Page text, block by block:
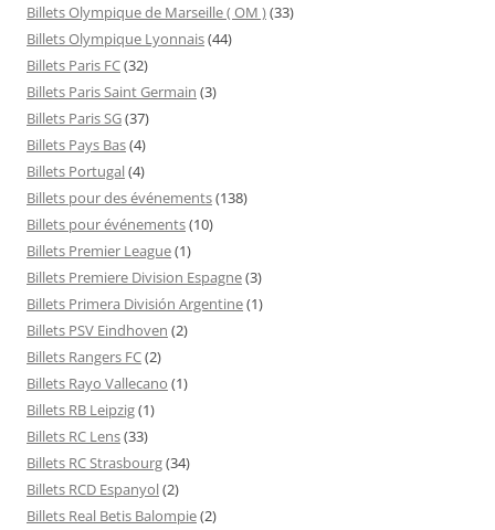
Billets Olympique de Marseille ( OM )(33)
Billets Olympique Lyonnais(44)
Billets Paris FC(32)
Billets Paris Saint Germain (3)
Billets Paris SG(37)
Billets Pays Bas(4)
Billets Portugal(4)
Billets pour des événements(138)
Billets pour événements(10)
Billets Premier League(1)
Billets Premiere Division Espagne(3)
Billets Primera División Argentine(1)
Billets PSV Eindhoven (2)
Billets Rangers FC(2)
Billets Rayo Vallecano (1)
Billets RB Leipzig(1)
Billets RC Lens(33)
Billets RC Strasbourg(34)
Billets RCD Espanyol(2)
Billets Real Betis Balompie(2)